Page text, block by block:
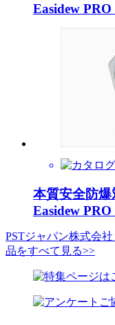
Easidew PRO
本質安全防
Easidew PRO
PSTジャパン株式会
品をすべて見る>>